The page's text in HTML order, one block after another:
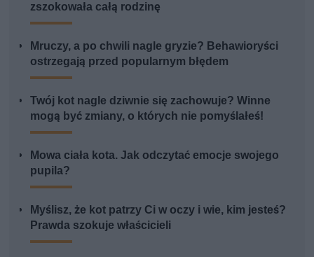
zszokowała całą rodzinę
Mruczy, a po chwili nagle gryzie? Behawioryści
ostrzegają przed popularnym błędem
Twój kot nagle dziwnie się zachowuje? Winne
mogą być zmiany, o których nie pomyślałeś!
Mowa ciała kota. Jak odczytać emocje swojego
pupila?
Myślisz, że kot patrzy Ci w oczy i wie, kim jesteś?
Prawda szokuje właścicieli